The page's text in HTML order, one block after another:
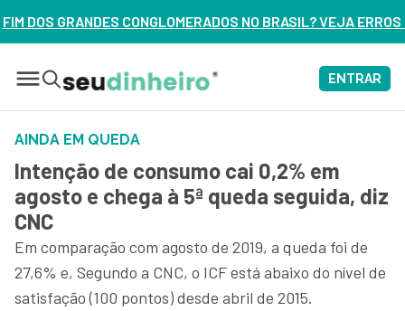
NO BRASIL? VEJA ERROS DE 3 DELES – ASSISTA
ENTRAR
AINDA EM QUEDA
Intenção de consumo cai 0,2% em
agosto e chega à 5ª queda seguida, diz
CNC
Em comparação com agosto de 2019, a queda foi de
27,6% e, Segundo a CNC, o ICF está abaixo do nível de
satisfação (100 pontos) desde abril de 2015.